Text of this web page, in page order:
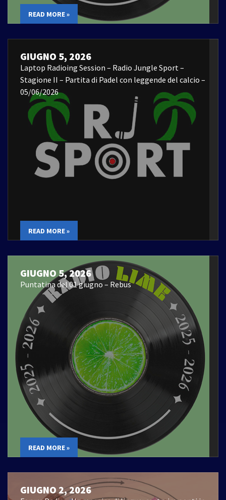
READ MORE »
GIUGNO 5, 2026
Laptop Radioing Session – Radio Jungle Sport –
Stagione II – Partita di Padel con leggende del calcio –
05/06/2026
READ MORE »
GIUGNO 5, 2026
Puntatina del 01 giugno – Rebus
READ MORE »
GIUGNO 2, 2026